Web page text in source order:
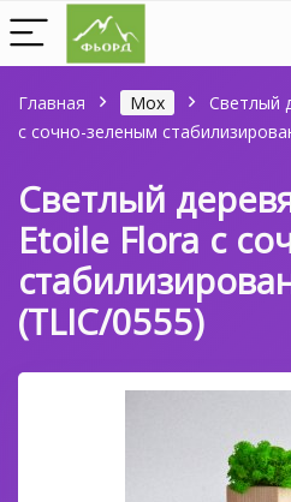
Главная Мох
Светлый
с сочно-зеленым
Светлый
Etoile Flora с
(TLIC/0555)